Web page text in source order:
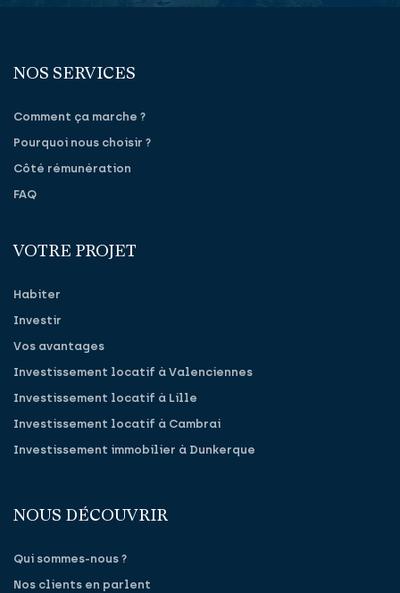
NOS SERVICES
Comment ça marche ?
Pourquoi nous choisir ?
Côté rémunération
FAQ
VOTRE PROJET
Habiter
Investir
Vos avantages
Investissement locatif à Valenciennes
Investissement locatif à Lille
Investissement locatif à Cambrai
Investissement immobilier à Dunkerque
NOUS DÉCOUVRIR
Qui sommes-nous ?
Nos clients en parlent